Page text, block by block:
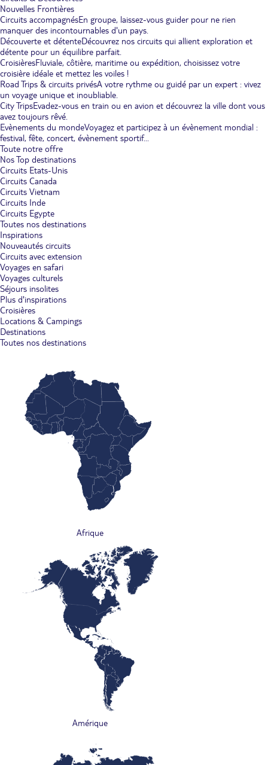
Nouvelles Frontières
Circuits accompagnésEn groupe, laissez-vous guider pour ne rien
manquer des incontournables d'un pays.
Découverte et détenteDécouvrez nos circuits qui allient exploration et
détente pour un équilibre parfait.
CroisièresFluviale, côtière, maritime ou expédition, choisissez votre
croisière idéale et mettez les voiles !
Road Trips & circuits privésA votre rythme ou guidé par un expert : vivez
un voyage unique et inoubliable.
City TripsEvadez-vous en train ou en avion et découvrez la ville dont vous
avez toujours rêvé.
Evènements du mondeVoyagez et participez à un évènement mondial :
festival, fête, concert, évènement sportif...
Toute notre offre
Nos Top destinations
Circuits Etats-Unis
Circuits Canada
Circuits Vietnam
Circuits Inde
Circuits Egypte
Toutes nos destinations
Inspirations
Nouveautés circuits
Circuits avec extension
Voyages en safari
Voyages culturels
Séjours insolites
Plus d'inspirations
Croisières
Locations & Campings
Destinations
Toutes nos destinations
Afrique
Amérique